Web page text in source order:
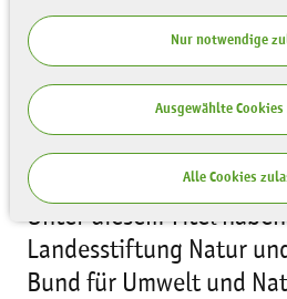
Nur notwendige
Ausgewählte
Alle Cookies
Im Wald da sind die
Spannungsfeld von
und Ökonomie
Unter diesem Titel
Landesstiftung Natur
Bund für Umwelt und